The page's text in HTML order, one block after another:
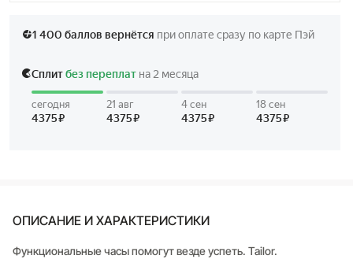
ОПИСАНИЕ И ХАРАКТЕРИСТИКИ
Функциональные часы помогут везде успеть. Tailor.